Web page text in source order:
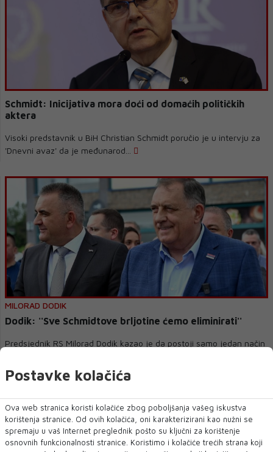
Schmidt: Inicijativa mora doći od domaćih političkih
aktera
Visoki predstavnik u BiH Christian Schmidt poručio je u intervju za
'Dnevni avaz' da je međunarod...
MILORAD DODIK
Dodik: ''Sve Schmidtove brljotine ćemo eliminirati''
Predsjednik RS Milorad Dodik kazao je da postoji samo jedan način
Postavke kolačića
Ova web stranica koristi kolačiće zbog poboljšanja vašeg iskustva
korištenja stranice. Od ovih kolačića, oni karakterizirani kao nužni se
spremaju u vaš Internet preglednik pošto su ključni za korištenje
osnovnih funkcionalnosti stranice. Koristimo i kolačiće trećih strana koji